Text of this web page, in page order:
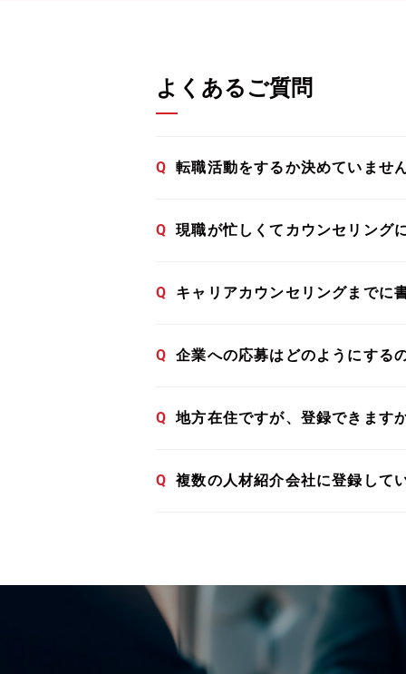
よくあるご質問
Q 転職活動をするか決めていませ
Q 現職が忙しくてカウンセリング
Q キャリアカウンセリングまでに
Q 企業への応募はどのようにする
Q 地方在住ですが、登録できます
Q 複数の人材紹介会社に登録して